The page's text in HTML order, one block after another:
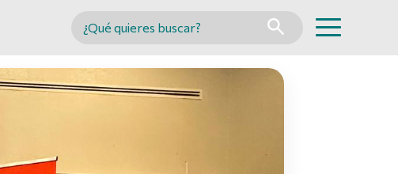
Buscar en MINCYT